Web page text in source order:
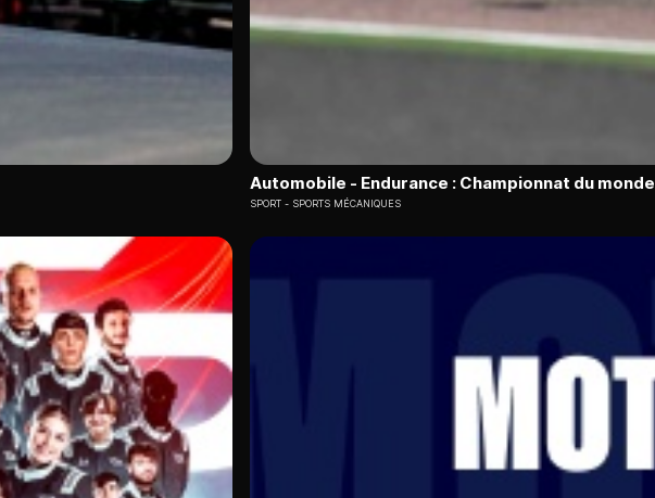
Automobile - Endurance : Championnat du monde
SPORT SPORTS MÉCANIQUES